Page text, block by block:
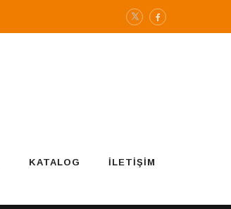
KATALOG İLETIŞIM